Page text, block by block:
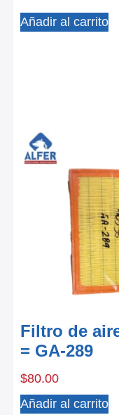
Añadir al carrito
Filtro de
= GA-289
$80.00
Añadir al carrito